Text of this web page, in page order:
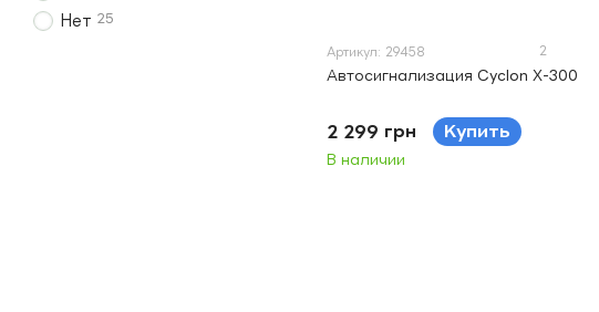
Артикул: 29458 2
Автосигнализация Cyclon X-300
2 299 грн Купить
В наличии
Нет 25